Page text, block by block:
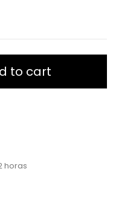
to cart
horas